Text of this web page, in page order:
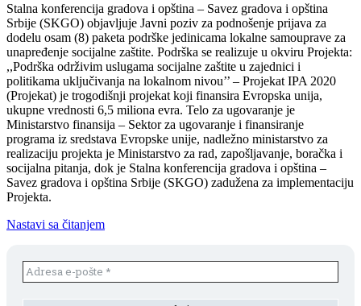
Stalna konferencija gradova i opština – Savez gradova i opština
Srbije (SKGO) objavljuje Javni poziv za podnošenje prijava za
dodelu osam (8) paketa podrške jedinicama lokalne samouprave za
unapređenje socijalne zaštite. Podrška se realizuje u okviru Projekta:
,,Podrška održivim uslugama socijalne zaštite u zajednici i
politikama uključivanja na lokalnom nivou’’ – Projekat IPA 2020
(Projekat) je trogodišnji projekat koji finansira Evropska unija,
ukupne vrednosti 6,5 miliona evra. Telo za ugovaranje je
Ministarstvo finansija – Sektor za ugovaranje i finansiranje
programa iz sredstava Evropske unije, nadležno ministarstvo za
realizaciju projekta je Ministarstvo za rad, zapošljavanje, boračka i
socijalna pitanja, dok je Stalna konferencija gradova i opština –
Savez gradova i opština Srbije (SKGO) zadužena za implementaciju
Projekta.
Nastavi sa čitanjem